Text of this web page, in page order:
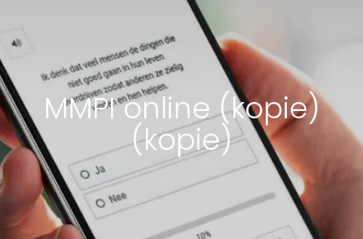
MMPI online (kopie)
(kopie)